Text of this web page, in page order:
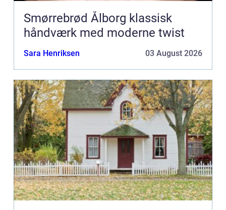
Smørrebrød Ålborg klassisk
håndværk med moderne twist
Sara Henriksen 03 August 2026